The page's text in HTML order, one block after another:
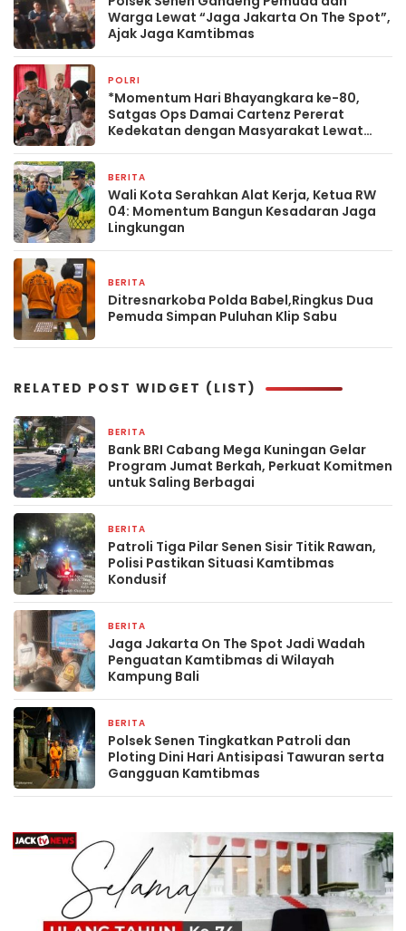
Warga Lewat “Jaga Jakarta On The Spot”,
Ajak Jaga Kamtibmas
POLRI
*Momentum Hari Bhayangkara ke-80,
Satgas Ops Damai Cartenz Pererat
Kedekatan dengan Masyarakat Lewat
BERITA
Wali Kota Serahkan Alat Kerja, Ketua RW
04: Momentum Bangun Kesadaran Jaga
Lingkungan
BERITA
Ditresnarkoba Polda Babel,Ringkus Dua
Pemuda Simpan Puluhan Klip Sabu
RELATED POST WIDGET (LIST)
BERITA
Bank BRI Cabang Mega Kuningan Gelar
Program Jumat Berkah, Perkuat Komitmen
untuk Saling Berbagai
BERITA
Patroli Tiga Pilar Senen Sisir Titik Rawan,
Polisi Pastikan Situasi Kamtibmas
Kondusif
BERITA
Jaga Jakarta On The Spot Jadi Wadah
Penguatan Kamtibmas di Wilayah
Kampung Bali
BERITA
Polsek Senen Tingkatkan Patroli dan
Ploting Dini Hari Antisipasi Tawuran serta
Gangguan Kamtibmas